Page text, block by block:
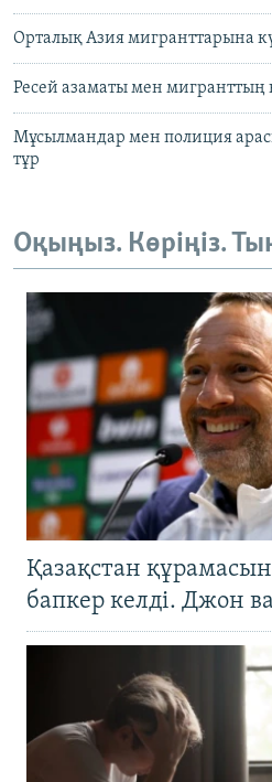
Орталық Азия мигранттарына
Ресей азаматы мен мигранттың
Мұсылмандар мен полиция
тұр
Оқыңыз. Көріңіз.
Қазақстан
бапкер келді. Джон